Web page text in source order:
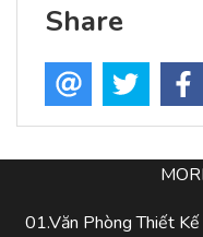
Share
01.Văn Phòng Thiết